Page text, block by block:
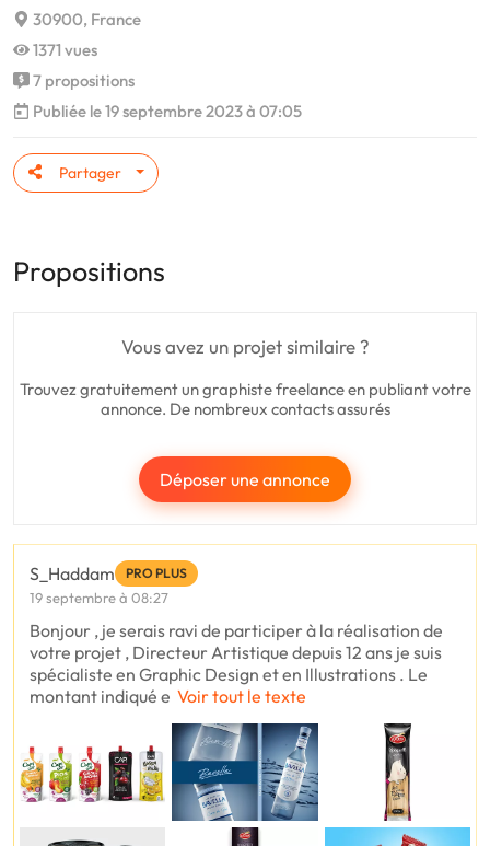
30900, France
1371 vues
7 propositions
Publiée le 19 septembre 2023 à 07:05
Partager
Propositions
Vous avez un projet similaire ?
Trouvez gratuitement un graphiste freelance en publiant votre
annonce. De nombreux contacts assurés
Déposer une annonce
S_Haddam PRO PLUS
19 septembre à 08:27
Bonjour , je serais ravi de participer à la réalisation de
votre projet , Directeur Artistique depuis 12 ans je suis
spécialiste en Graphic Design et en Illustrations . Le
montant indiqué e Voir tout le texte